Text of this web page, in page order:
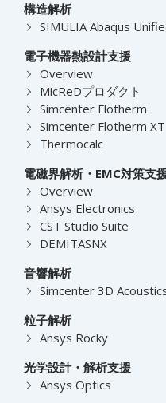
構造解析
SIMULIA Abaqus
電子機器熱設計支援
Overview
MicReDプロダクト
Simcenter Flotherm
Simcenter Flotherm XT
Thermocalc
電磁界解析・EMC対策支
Overview
Ansys Electronics
CST Studio Suite
DEMITASNX
音響解析
Simcenter 3D
粒子解析
Ansys Rocky
光学設計・解析支援
Ansys Optics